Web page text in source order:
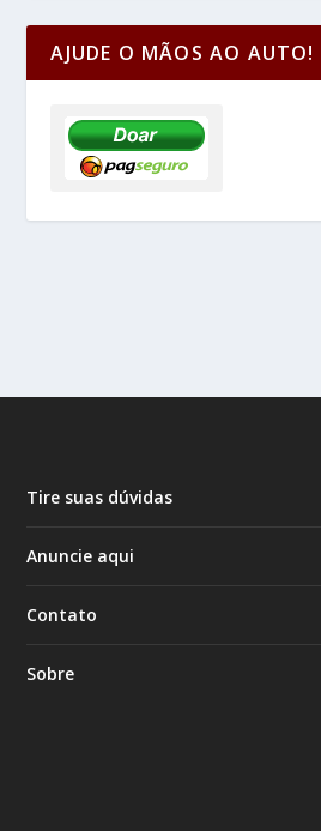
AJUDE O MÃOS AO AUTO!
Tire suas dúvidas
Anuncie aqui
Contato
Sobre